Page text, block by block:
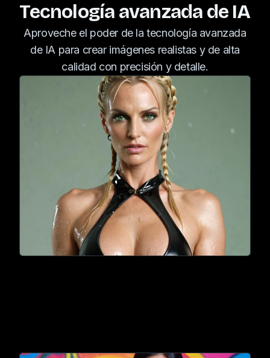
Tecnología avanzada de IA
Aproveche el poder de la tecnología avanzada
de IA para crear imágenes realistas y de alta
calidad con precisión y detalle.